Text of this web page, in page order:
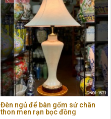
Đèn ngủ để bàn gốm sứ chân
thon men rạn bọc đồng